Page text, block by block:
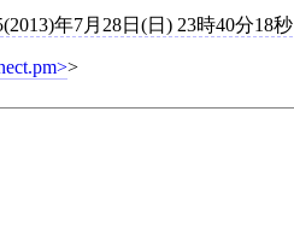
年7月28日(日) 23時40分18秒
>